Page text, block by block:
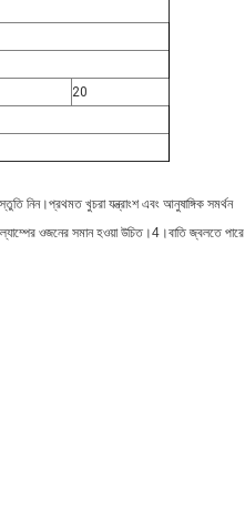
20
নিন।প্রথমত খুচরা যন্ত্রাংশ এবং আনুষাঙ্গিক সমর্থন
ল্যাম্পের ওজনের সমান হওয়া উচিত।4।বাতি জ্বলতে